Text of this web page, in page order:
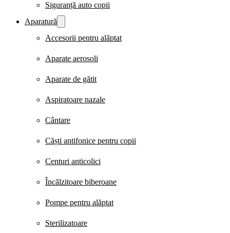
Siguranță auto copii
Aparatură
Accesorii pentru alăptat
Aparate aerosoli
Aparate de gătit
Aspiratoare nazale
Cântare
Căști antifonice pentru copii
Centuri anticolici
Încălzitoare biberoane
Pompe pentru alăptat
Sterilizatoare